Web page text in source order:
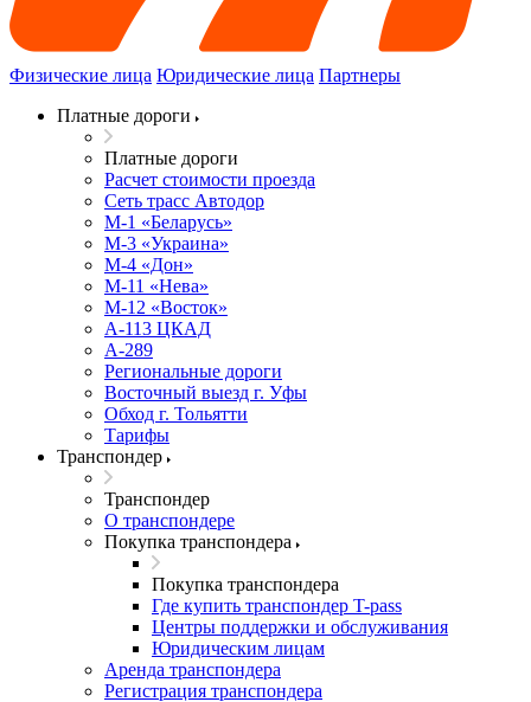
Физические лица Юридические лица Партнеры
Платные дороги
Платные дороги
Расчет стоимости проезда
Сеть трасс Автодор
М-1 «Беларусь»
М-3 «Украина»
М-4 «Дон»
М-11 «Нева»
М-12 «Восток»
А-113 ЦКАД
А-289
Региональные дороги
Восточный выезд г. Уфы
Обход г. Тольятти
Тарифы
Транспондер
Транспондер
О транспондере
Покупка транспондера
Покупка транспондера
Где купить транспондер T-pass
Центры поддержки и обслуживания
Юридическим лицам
Аренда транспондера
Регистрация транспондера